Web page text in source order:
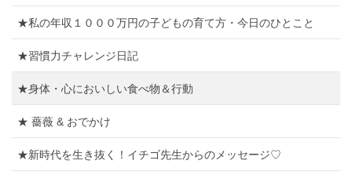
★私の年収１０００万円の子どもの育て方・今日のひとこと
★習慣力チャレンジ日記
★身体・心においしい食べ物＆行動
★ 薔薇 & おでかけ
★新時代を生き抜く！イチゴ先生からのメッセージ♡